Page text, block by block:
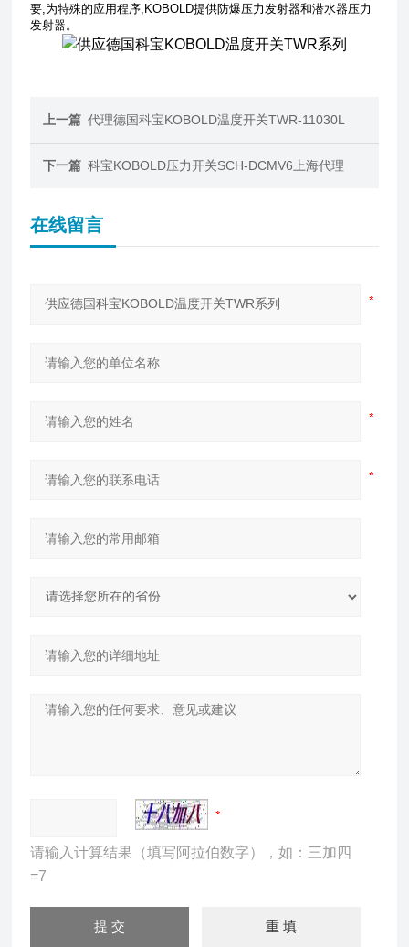
要,为特殊的应用程序,KOBOLD提供防爆压力发射器和潜水器压力
发射器。
上一篇 代理德国科宝KOBOLD温度开关TWR-11030L
下一篇 科宝KOBOLD压力开关SCH-DCMV6上海代理
在线留言
请输入计算结果（填写阿拉伯数字），如：三加四
=7